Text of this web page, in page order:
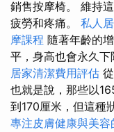
銷售按摩椅。 維持
疲勞和疼痛。 私人
摩課程 隨著年齡的
平，身高也會永久下
居家清潔費用評估
也就是說，那些以
到170厘米，但這種
專注皮膚健康與美